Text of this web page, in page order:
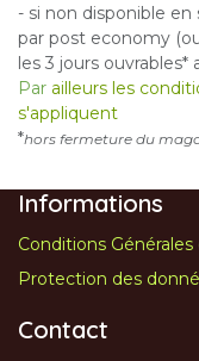
- si non disponible en
par post economy
les 3 jours
Par ailleurs les
s'appliquent
*hors fermeture du
Informations
Conditions Générales
Protection des
Contact